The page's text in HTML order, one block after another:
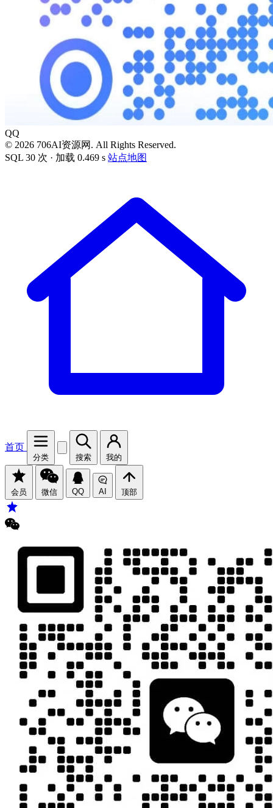
QQ
© 2026 706AI资源网. All Rights Reserved.
SQL 30 次 · 加载 0.469 s 站点地图
首页
分类 搜索 我的
会员 微信 QQ AI 顶部